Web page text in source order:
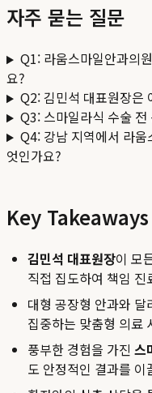
자주 묻는 질문
Q1: 라움스마일안과의
요?
Q2: 김민석 대표원장은
Q3: 스마일라식 수술
Q4: 강남 지역에서 라
엇인가요?
Key Takeaways
김민석 대표원장이 모
직접 집도하여 책임
대형 공장형 안과와
집중하는 맞춤형 의료
풍부한 경험을 가진 스
도 안정적인 결과를 이